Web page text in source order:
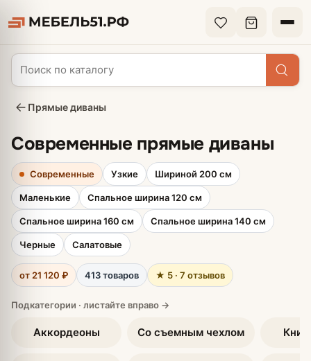
Прямые диваны
Современные прямые диваны
Современные Узкие Шириной 200 см
Маленькие Спальное ширина 120 см
Спальное ширина 160 см Спальное ширина 140 см
Черные Салатовые
от 21 120 ₽ 413 товаров ★ 5 · 7 отзывов
Аккордеоны Со съемным чехлом